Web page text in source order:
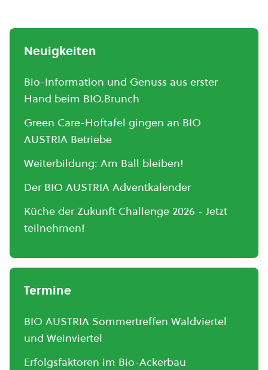
Neuigkeiten
Bio-Information und Genuss aus erster
Hand beim BIO.Brunch
Green Care-Hoftafel gingen an BIO
AUSTRIA Betriebe
Weiterbildung: Am Ball bleiben!
Der BIO AUSTRIA Adventkalender
Küche der Zukunft Challenge 2026 - Jetzt
teilnehmen!
Termine
BIO AUSTRIA Sommertreffen Waldviertel
und Weinviertel
Erfolgsfaktoren im Bio-Ackerbau